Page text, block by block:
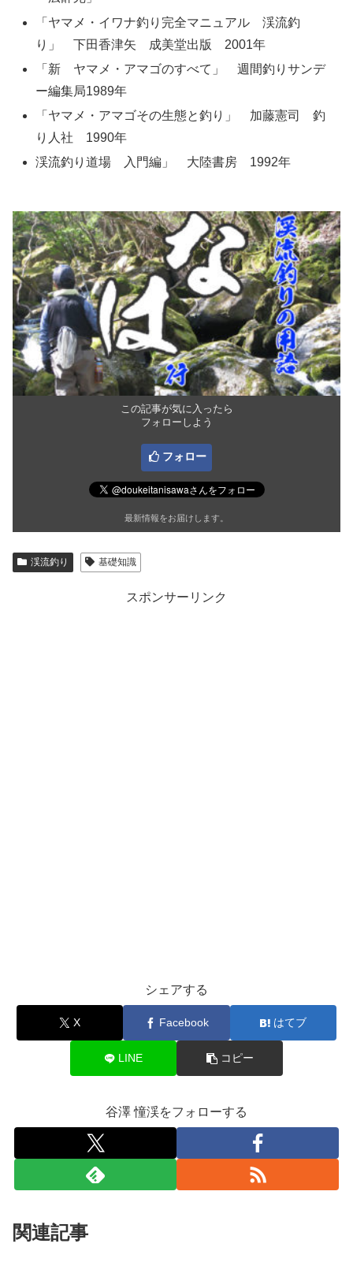
「ヤマメ・イワナ釣り完全マニュアル 渓流釣
り」 下田香津矢 成美堂出版 2001年
「新 ヤマメ・アマゴのすべて」 週間釣りサンデ
ー編集局1989年
「ヤマメ・アマゴその生態と釣り」 加藤憲司 釣
り人社 1990年
渓流釣り道場 入門編」 大陸書房 1992年
この記事が気に入ったら
フォローしよう
フォロー
最新情報をお届けします。
渓流釣り 基礎知識
スポンサーリンク
シェアする
X Facebook はてブ
LINE コピー
谷澤 憧渓をフォローする
関連記事